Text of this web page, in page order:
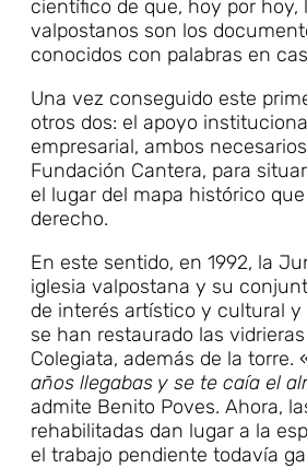
científico de que, hoy por hoy,
valpostanos son los
conocidos con palabras en
Una vez conseguido este
otros dos: el apoyo
empresarial, ambos
Fundación Cantera, para
el lugar del mapa histórico
derecho.
En este sentido, en 1992, la
iglesia valpostana y su
de interés artístico y cultural
se han restaurado las
Colegiata, además de la torre.
años llegabas y se te caía el
admite Benito Poves. Ahora,
rehabilitadas dan lugar a la
el trabajo pendiente todavía